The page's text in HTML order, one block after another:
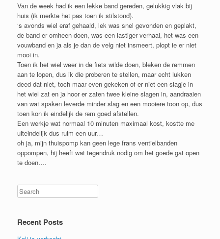
Van de week had ik een lekke band gereden, gelukkig vlak bij
huis (ik merkte het pas toen ik stilstond).
‘s avonds wiel eraf gehaald, lek was snel gevonden en geplakt,
de band er omheen doen, was een lastiger verhaal, het was een
vouwband en ja als je dan de velg niet insmeert, plopt ie er niet
mooi in.
Toen ik het wiel weer in de fiets wilde doen, bleken de remmen
aan te lopen, dus ik die proberen te stellen, maar echt lukken
deed dat niet, toch maar even gekeken of er niet een slagje in
het wiel zat en ja hoor er zaten twee kleine slagen in, aandraaien
van wat spaken leverde minder slag en een mooiere toon op, dus
toen kon ik eindelijk de rem goed afstellen.
Een werkje wat normaal 10 minuten maximaal kost, kostte me
uiteindelijk dus ruim een uur…
oh ja, mijn thuispomp kan geen lege frans ventielbanden
oppompen, hij heeft wat tegendruk nodig om het goede gat open
te doen….
Search
Recent Posts